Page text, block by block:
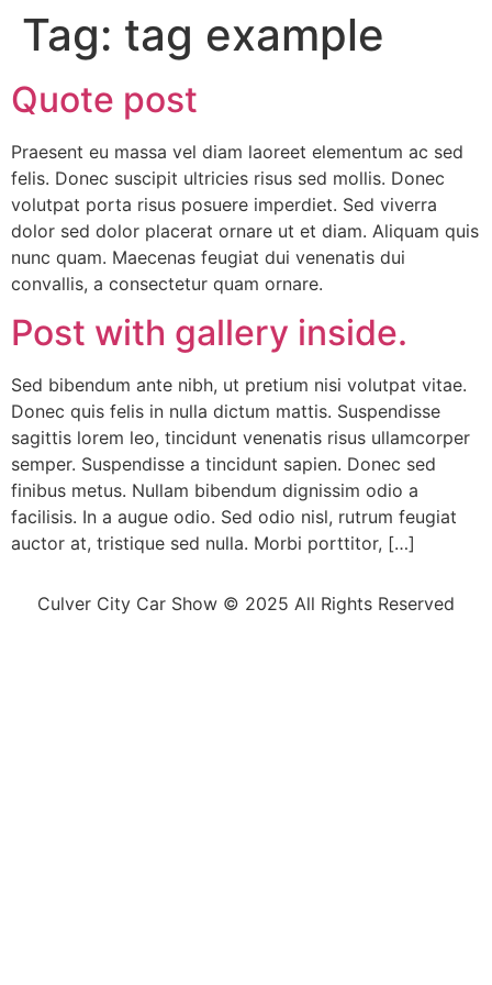
Tag: tag example
Quote post
Praesent eu massa vel diam laoreet elementum ac sed
felis. Donec suscipit ultricies risus sed mollis. Donec
volutpat porta risus posuere imperdiet. Sed viverra
dolor sed dolor placerat ornare ut et diam. Aliquam quis
nunc quam. Maecenas feugiat dui venenatis dui
convallis, a consectetur quam ornare.
Post with gallery inside.
Sed bibendum ante nibh, ut pretium nisi volutpat vitae.
Donec quis felis in nulla dictum mattis. Suspendisse
sagittis lorem leo, tincidunt venenatis risus ullamcorper
semper. Suspendisse a tincidunt sapien. Donec sed
finibus metus. Nullam bibendum dignissim odio a
facilisis. In a augue odio. Sed odio nisl, rutrum feugiat
auctor at, tristique sed nulla. Morbi porttitor, […]
Culver City Car Show © 2025 All Rights Reserved